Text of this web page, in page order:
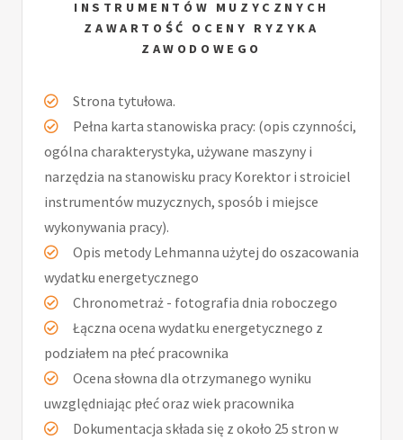
INSTRUMENTÓW MUZYCZNYCH
ZAWARTOŚĆ OCENY RYZYKA
ZAWODOWEGO
Strona tytułowa.
Pełna karta stanowiska pracy: (opis czynności,
ogólna charakterystyka, używane maszyny i
narzędzia na stanowisku pracy Korektor i stroiciel
instrumentów muzycznych, sposób i miejsce
wykonywania pracy).
Opis metody Lehmanna użytej do oszacowania
wydatku energetycznego
Chronometraż - fotografia dnia roboczego
Łączna ocena wydatku energetycznego z
podziałem na płeć pracownika
Ocena słowna dla otrzymanego wyniku
uwzględniając płeć oraz wiek pracownika
Dokumentacja składa się z około 25 stron w